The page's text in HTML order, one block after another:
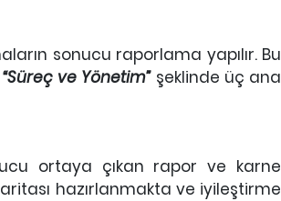
sonucu raporlama yapılır. Bu
“Süreç ve Yönetim” şeklinde üç ana
ortaya çıkan rapor ve karne
hazırlanmakta ve iyileştirme